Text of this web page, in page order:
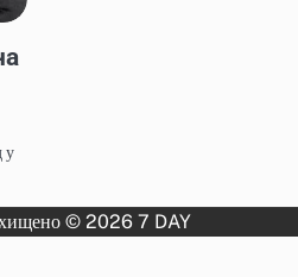
у
© 2026 7 DAY